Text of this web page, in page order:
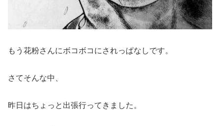
もう花粉さんにボコボコにされっぱなしです。
さてそんな中、
昨日はちょっと出張行ってきました。